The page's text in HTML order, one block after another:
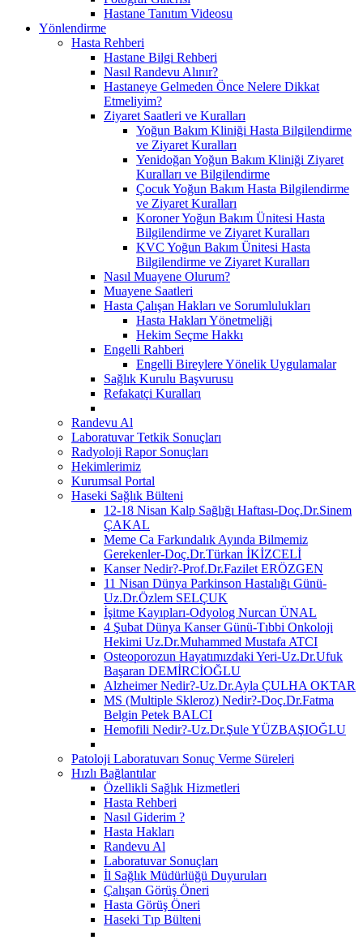
Hastane Tanıtım Videosu
Yönlendirme
Hasta Rehberi
Hastane Bilgi Rehberi
Nasıl Randevu Alınır?
Hastaneye Gelmeden Önce Nelere Dikkat
Etmeliyim?
Ziyaret Saatleri ve Kuralları
Yoğun Bakım Kliniği Hasta Bilgilendirme
ve Ziyaret Kuralları
Yenidoğan Yoğun Bakım Kliniği Ziyaret
Kuralları ve Bilgilendirme
Çocuk Yoğun Bakım Hasta Bilgilendirme
ve Ziyaret Kuralları
Koroner Yoğun Bakım Ünitesi Hasta
Bilgilendirme ve Ziyaret Kuralları
KVC Yoğun Bakım Ünitesi Hasta
Bilgilendirme ve Ziyaret Kuralları
Nasıl Muayene Olurum?
Muayene Saatleri
Hasta Çalışan Hakları ve Sorumlulukları
Hasta Hakları Yönetmeliği
Hekim Seçme Hakkı
Engelli Rahberi
Engelli Bireylere Yönelik Uygulamalar
Sağlık Kurulu Başvurusu
Refakatçi Kuralları
Randevu Al
Laboratuvar Tetkik Sonuçları
Radyoloji Rapor Sonuçları
Hekimlerimiz
Kurumsal Portal
Haseki Sağlık Bülteni
12-18 Nisan Kalp Sağlığı Haftası-Doç.Dr.Sinem
ÇAKAL
Meme Ca Farkındalık Ayında Bilmemiz
Gerekenler-Doç.Dr.Türkan İKİZCELİ
Kanser Nedir?-Prof.Dr.Fazilet ERÖZGEN
11 Nisan Dünya Parkinson Hastalığı Günü-
Uz.Dr.Özlem SELÇUK
İşitme Kayıpları-Odyolog Nurcan ÜNAL
4 Şubat Dünya Kanser Günü-Tıbbi Onkoloji
Hekimi Uz.Dr.Muhammed Mustafa ATCI
Osteoporozun Hayatımızdaki Yeri-Uz.Dr.Ufuk
Başaran DEMİRCİOĞLU
Alzheimer Nedir?-Uz.Dr.Ayla ÇULHA OKTAR
MS (Multiple Skleroz) Nedir?-Doç.Dr.Fatma
Belgin Petek BALCI
Hemofili Nedir?-Uz.Dr.Şule YÜZBAŞIOĞLU
Patoloji Laboratuvarı Sonuç Verme Süreleri
Hızlı Bağlantılar
Özellikli Sağlık Hizmetleri
Hasta Rehberi
Nasıl Giderim ?
Hasta Hakları
Randevu Al
Laboratuvar Sonuçları
İl Sağlık Müdürlüğü Duyuruları
Çalışan Görüş Öneri
Hasta Görüş Öneri
Haseki Tıp Bülteni